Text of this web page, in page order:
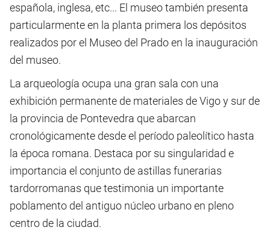
española, inglesa, etc... El museo también presenta
particularmente en la planta primera los depósitos
realizados por el Museo del Prado en la inauguración
del museo.
La arqueología ocupa una gran sala con una
exhibición permanente de materiales de Vigo y sur de
la provincia de Pontevedra que abarcan
cronológicamente desde el período paleolítico hasta
la época romana. Destaca por su singularidad e
importancia el conjunto de astillas funerarias
tardorromanas que testimonia un importante
poblamento del antiguo núcleo urbano en pleno
centro de la ciudad.